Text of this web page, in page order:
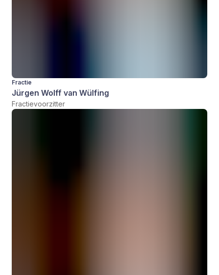
Fractie
Jürgen Wolff van Wülfing
Fractievoorzitter